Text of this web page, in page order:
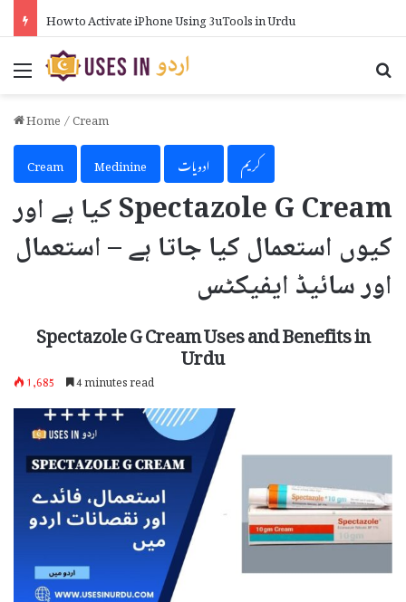
How to Activate iPhone Using 3uTools in Urdu
Menu
Home/Cream
Cream
Medinine ادویات کریم
Spectazole G Cream کیا ہے اور
کیوں استعمال کیا جاتا ہے – استعمال
اور سائیڈ ایفیکٹس
Spectazole G Cream Uses and Benefits in
Urdu
1,685 4 minutes read